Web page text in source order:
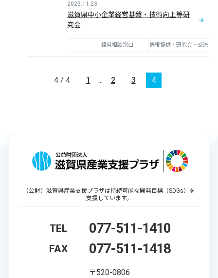
経営相談窓口 情報提供・研究会・交流
2023.11.23
滋賀県中小企業経営基盤・技術向上等研
究会
4 / 4 1 ... 2 3 4
（公財）滋賀県産業支援プラザは持続可能な開発目標（SDGs）を
支援しています。
TEL 077-511-1410
FAX 077-511-1418
〒520-0806